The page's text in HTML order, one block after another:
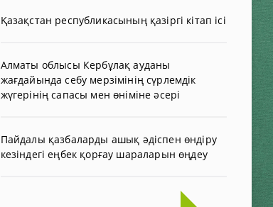
Қазақстан республикасының қазіргі кітап ісі
Алматы облысы Кербұлақ ауданы
жағдайында себу мерзімінің сүрлемдік
жүгерінің сапасы мен өніміне әсері
Пайдалы қазбаларды ашық әдіспен өндіру
кезіндегі еңбек қорғау шараларын өңдеу